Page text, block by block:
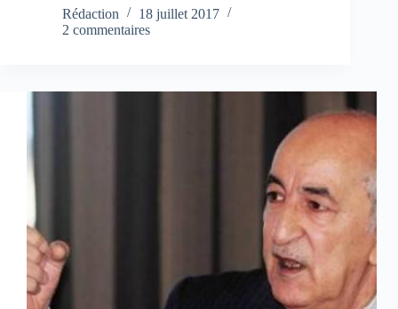
Rédaction
18 juillet 2017
2 commentaires